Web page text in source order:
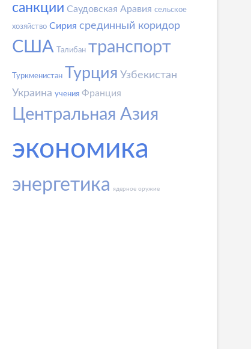
санкции Саудовская Аравия сельское
хозяйство Сирия срединный коридор
США Талибан транспорт
Туркменистан Турция Узбекистан
Украина учения Франция
Центральная Азия
экономика
энергетика ядерное оружие